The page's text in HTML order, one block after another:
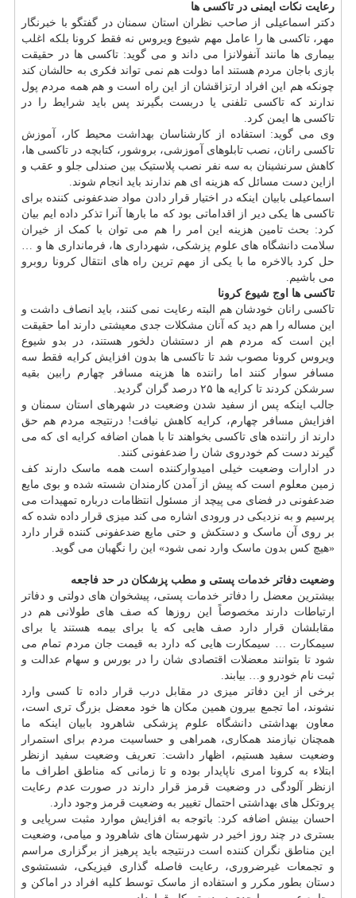
رعایت نکات ایمنی در تاکسی ها
دکتر اسماعیلی از صاحب نظران استان سمنان در گفتگو با خبرنگار
مهر، تاکسی ها را عامل مهم شیوع ویروس نه فقط کرونا بلکه اغلب
بیماری ها مانند آنفولانزا می داند و می گوید: تاکسی ها در حقیقت
بازی باجان مردم هستند اما دولت هم نمی تواند فکری به حالشان کند
چونکه هم این افراد ارتزاقشان از این راه است و هم همه مردم پول
ندارند که تاکسی تلفنی یا دربست بگیرند پس باید شرایط را در
تاکسی ها ایمن کرد.
وی می گوید: استفاده از کارشناسان بهداشت محیط کار،
آموزش
تاکسی رانان، نصب تابلوهای آموزشی، بروشور، کتابچه در تاکسی ها،
کاهش سرنشینان به سه نفر نصب پلاستیک بین صندلی جلو و عقب و
ازاین دست مسائل که هزینه ای هم ندارند باید انجام شوند.
اسماعیلی بابیان اینکه در اختیار قرار دادن مواد ضدعفونی کننده برای
تاکسی ها یکی دیر از اقداماتی بود که ما بارها آنرا تذکر داده ایم بیان
کرد: بحث تامین هزینه این امر را هم می توان با کمک از خیران
سلامت دانشگاه های علوم پزشکی، شهرداری ها، فرمانداری ها و …
حل کرد بالاخره ما با یکی از مهم ترین راه های انتقال کرونا روبرو
می باشیم.
تاکسی ها اوج شیوع کرونا
تاکسی رانان خودشان هم البته رعایت نمی کنند، باید انصاف داشت و
این مساله را هم دید که آنان مشکلات جدی معیشتی دارند اما حقیقت
این است که مردم هم از دستشان دلخور هستند، در بدو شیوع
ویروس کرونا مصوب شد تا تاکسی ها بدون افزایش کرایه فقط سه
مسافر سوار کنند اما راننده ها هزینه مسافر چهارم رابین بقیه
سرشکن کردند تا کرایه ها ۲۵ درصد گران گردید.
جالب اینکه پس از سفید شدن وضعیت در شهرهای استان سمنان و
افزایش مسافر چهارم، کرایه کاهش نیافت! درنتیجه مردم هم حق
دارند از راننده های تاکسی بخواهند تا با همان اضافه کرایه ای که می
گیرند دست کم خودروی شان را ضدعفونی کنند.
در ادارات وضعیت خیلی امیدوارکننده است همه ماسک دارند کف
زمین معلوم است که پیش از آمدن کارمندان شسته شده و بوی مایع
ضدعفونی در فضای می پیچد از مسئول انتظامات درباره تمهیدات می
پرسیم و به نزدیکی در ورودی اشاره می کند میزی قرار داده شده که
بر روی آن ماسک و دستکش و حتی مایع ضدعفونی کننده قرار دارد
«هیچ کس بدون ماسک وارد نمی شود» این را نگهبان می گوید.
وضعیت دفاتر خدمات پستی و مطب پزشکان در حد فاجعه
بیشترین معضل را دفاتر خدمات پستی، پیشخوان های دولتی و دفاتر
ارتباطات دارند مخصوصاً این روزها که صف های طولانی هم در
مقابلشان قرار دارد صف هایی که یا برای بیمه هستند یا برای
سیمکارت … سیمکارت هایی که دارد به قیمت جان مردم تمام می
شود تا بتوانند معضلات اقتصادی شان را در بورس و سهام عدالت و
ثبت نام خودرو و… بیابند.
برخی از این دفاتر میزی در مقابل درب قرار داده تا کسی وارد
نشوند، اما تجمع بیرون همین مکان ها خود معضل بزرگ تری است،
معاون بهداشتی دانشگاه علوم پزشکی شاهرود بابیان اینکه ما
همچنان نیازمند همکاری، همراهی و حساسیت مردم برای استمرار
وضعیت سفید هستیم، اظهار داشت: تعریف وضعیت سفید ازنظر
ابتلاء به کرونا امری ناپایدار بوده و تا زمانی که مناطق اطراف ما
ازنظر آلودگی در وضعیت قرمز قرار دارند در صورت عدم رعایت
پروتکل های بهداشتی احتمال تغییر به وضعیت قرمز وجود دارد.
احسان بینش اضافه کرد: باتوجه به افزایش موارد مثبت سرپایی و
بستری در چند روز اخیر در شهرستان های شاهرود و میامی، وضعیت
این مناطق نگران کننده است درنتیجه باید پرهیز از برگزاری مراسم
و تجمعات غیرضروری، رعایت فاصله گذاری فیزیکی، شستشوی
دستان بطور مکرر و استفاده از ماسک توسط کلیه افراد در اماکن و